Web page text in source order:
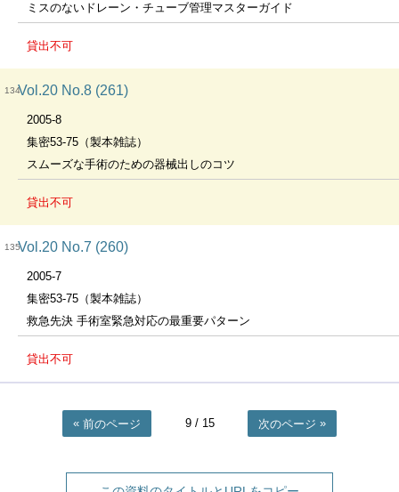
ミスのないドレーン・チューブ管理マスターガイド
貸出不可
134Vol.20 No.8 (261)
2005-8
集密53-75（製本雑誌）
スムーズな手術のための器械出しのコツ
貸出不可
135Vol.20 No.7 (260)
2005-7
集密53-75（製本雑誌）
救急先決 手術室緊急対応の最重要パターン
貸出不可
前のページ 9/ 15 次のページ